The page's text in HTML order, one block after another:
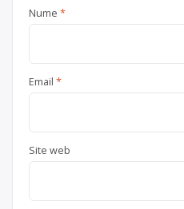
Nume *
Email *
Site web